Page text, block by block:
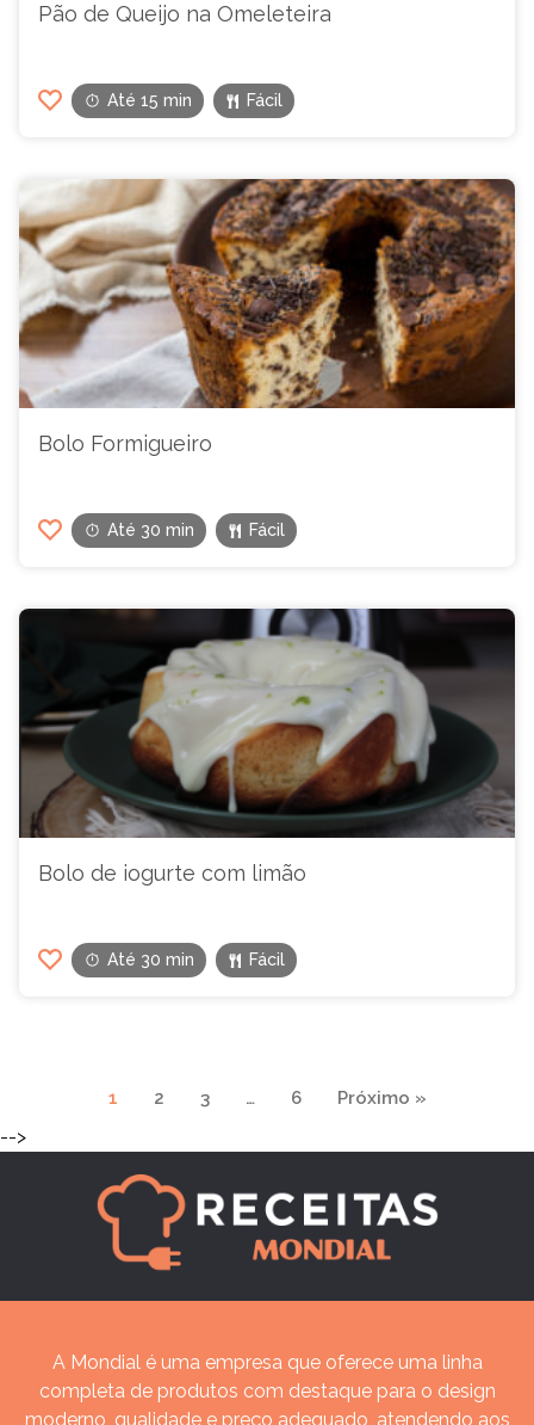
Pão de Queijo na Omeleteira
Até 15 min Fácil
Bolo Formigueiro
Até 30 min Fácil
Bolo de iogurte com limão
Até 30 min Fácil
1 2 3 … 6 Próximo »
-->
A Mondial é uma empresa que oferece uma linha
completa de produtos com destaque para o design
moderno, qualidade e preço adequado, atendendo aos